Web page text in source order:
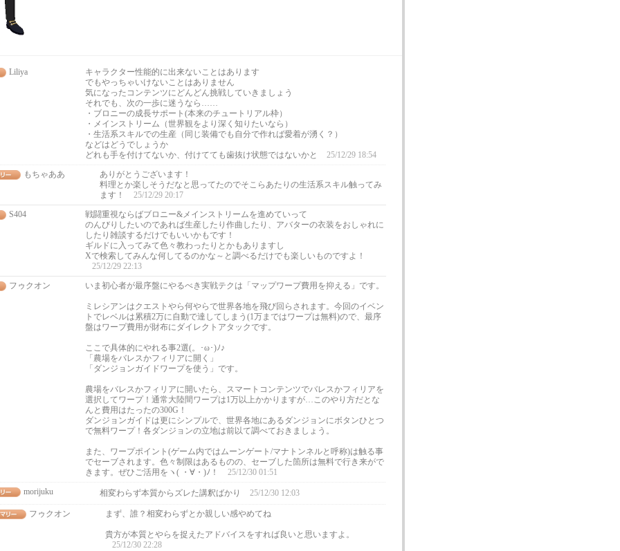
Liliya
キャラクター性能的に出来ないことはあります
でもやっちゃいけないことはありません
気になったコンテンツにどんどん挑戦していきましょう
それでも、次の一歩に迷うなら……
・ブロニーの成長サポート(本来のチュートリアル枠）
・メインストリーム（世界観をより深く知りたいなら）
・生活系スキルでの生産（同じ装備でも自分で作れば愛着が湧く？）
などはどうでしょうか
どれも手を付けてないか、付けてても歯抜け状態ではないかと
25/12/29 18:54
もちゃああ
ありがとうございます！
料理とか楽しそうだなと思ってたのでそこらあたりの生活系スキル触ってみ
ます！
25/12/29 20:17
S404
戦闘重視ならばブロニー&メインストリームを進めていって
のんびりしたいのであれば生産したり作曲したり、アバターの衣装をおしゃれに
したり雑談するだけでもいいかもです！
ギルドに入ってみて色々教わったりとかもありますし
Xで検索してみんな何してるのかな～と調べるだけでも楽しいものですよ！
25/12/29 22:13
フゥクオン
いま初心者が最序盤にやるべき実戦テクは「マップワープ費用を抑える」です。
ミレシアンはクエストやら何やらで世界各地を飛び回らされます。今回のイベン
トでレベルは累積2万に自動で達してしまう(1万まではワープは無料)ので、最序
盤はワープ費用が財布にダイレクトアタックです。
ここで具体的にやれる事2選(。･ω･)ﾉ♪
「農場をバレスかフィリアに開く」
「ダンジョンガイドワープを使う」です。
農場をバレスかフィリアに開いたら、スマートコンテンツでバレスかフィリアを
選択してワープ！通常大陸間ワープは1万以上かかりますが…このやり方だとな
んと費用はたったの300G！
ダンジョンガイドは更にシンプルで、世界各地にあるダンジョンにボタンひとつ
で無料ワープ！各ダンジョンの立地は前以て調べておきましょう。
また、ワープポイント(ゲーム内ではムーンゲート/マナトンネルと呼称)は触る事
でセーブされます。色々制限はあるものの、セーブした箇所は無料で行き来がで
きます。ぜひご活用をヽ( ・∀・)ﾉ！
25/12/30 01:51
morijuku
相変わらず本質からズレた講釈ばかり 25/12/30 12:03
フゥクオン まず、誰？相変わらずとか親しい感やめてね
貴方が本質とやらを捉えたアドバイスをすれば良いと思いますよ。
25/12/30 22:28